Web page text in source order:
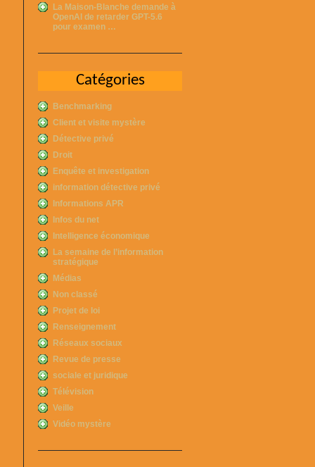
La Maison-Blanche demande à
OpenAI de retarder GPT-5.6
pour examen …
Catégories
Benchmarking
Client et visite mystère
Détective privé
Droit
Enquête et investigation
information détective privé
Informations APR
Infos du net
Intelligence économique
La semaine de l’information
stratégique
Médias
Non classé
Projet de loi
Renseignement
Réseaux sociaux
Revue de presse
sociale et juridique
Télévision
Veille
Vidéo mystère